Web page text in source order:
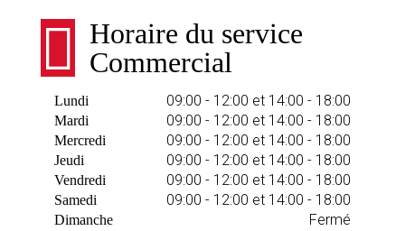
Horaire du service
Commercial
Lundi 09:00 - 12:00 et 14:00 - 18:00
Mardi 09:00 - 12:00 et 14:00 - 18:00
Mercredi 09:00 - 12:00 et 14:00 - 18:00
Jeudi 09:00 - 12:00 et 14:00 - 18:00
Vendredi 09:00 - 12:00 et 14:00 - 18:00
Samedi 09:00 - 12:00 et 14:00 - 18:00
Dimanche Fermé